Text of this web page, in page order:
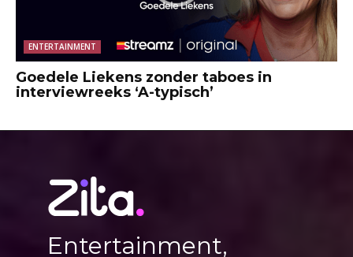
ENTERTAINMENT
Goedele Liekens zonder taboes in
interviewreeks ‘A-typisch’
Entertainment,